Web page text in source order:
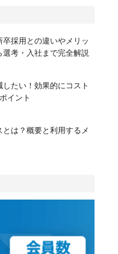
採用との違いやメリッ
選考・入社まで完全解説
たい！効果的にコスト
イント
は？概要と利用するメ